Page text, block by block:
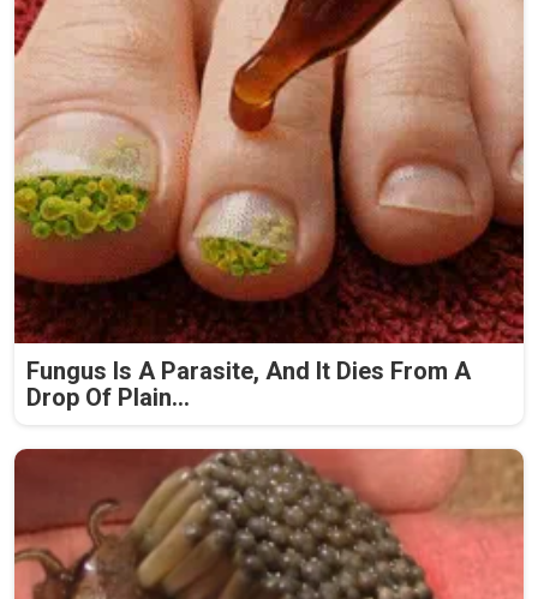
Fungus Is A Parasite, And It Dies From A
Drop Of Plain...